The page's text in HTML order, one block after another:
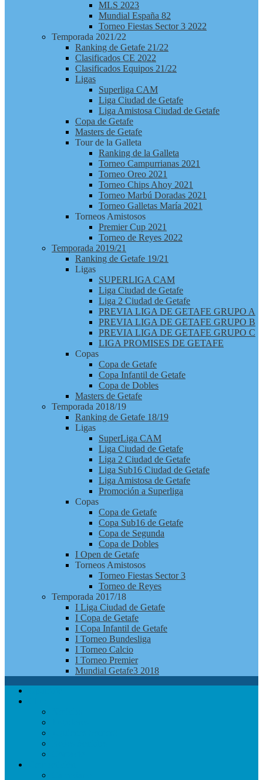
MLS 2023
Mundial España 82
Torneo Fiestas Sector 3 2022
Temporada 2021/22
Ranking de Getafe 21/22
Clasificados CE 2022
Clasificados Equipos 21/22
Ligas
Superliga CAM
Liga Ciudad de Getafe
Liga Amistosa Ciudad de Getafe
Copa de Getafe
Masters de Getafe
Tour de la Galleta
Ranking de la Galleta
Torneo Campurrianas 2021
Torneo Oreo 2021
Torneo Chips Ahoy 2021
Torneo Marbú Doradas 2021
Torneo Galletas María 2021
Torneos Amistosos
Premier Cup 2021
Torneo de Reyes 2022
Temporada 2019/21
Ranking de Getafe 19/21
Ligas
SUPERLIGA CAM
Liga Ciudad de Getafe
Liga 2 Ciudad de Getafe
PREVIA LIGA DE GETAFE GRUPO A
PREVIA LIGA DE GETAFE GRUPO B
PREVIA LIGA DE GETAFE GRUPO C
LIGA PROMISES DE GETAFE
Copas
Copa de Getafe
Copa Infantil de Getafe
Copa de Dobles
Masters de Getafe
Temporada 2018/19
Ranking de Getafe 18/19
Ligas
SuperLiga CAM
Liga Ciudad de Getafe
Liga 2 Ciudad de Getafe
Liga Sub16 Ciudad de Getafe
Liga Amistosa de Getafe
Promoción a Superliga
Copas
Copa de Getafe
Copa Sub16 de Getafe
Copa de Segunda
Copa de Dobles
I Open de Getafe
Torneos Amistosos
Torneo Fiestas Sector 3
Torneo de Reyes
Temporada 2017/18
I Liga Ciudad de Getafe
I Copa de Getafe
I Copa Infantil de Getafe
I Torneo Bundesliga
I Torneo Calcio
I Torneo Premier
Mundial Getafe3 2018